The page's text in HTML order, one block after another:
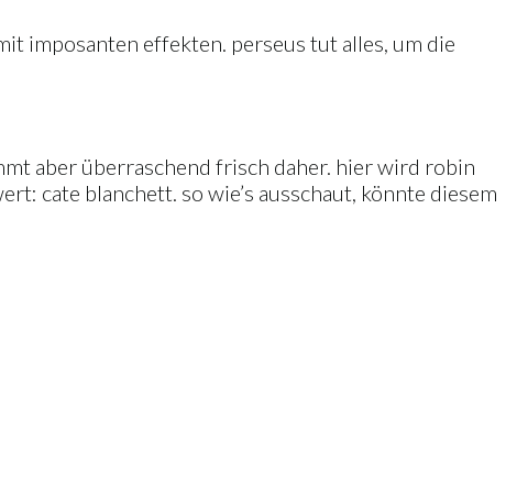
imposanten effekten. perseus tut alles, um die
aber überraschend frisch daher. hier wird robin
cate blanchett. so wie’s ausschaut, könnte diesem